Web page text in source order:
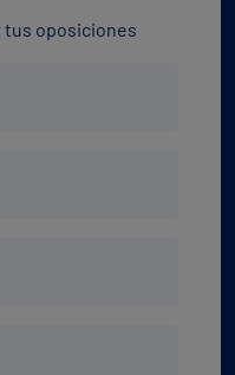
tus oposiciones